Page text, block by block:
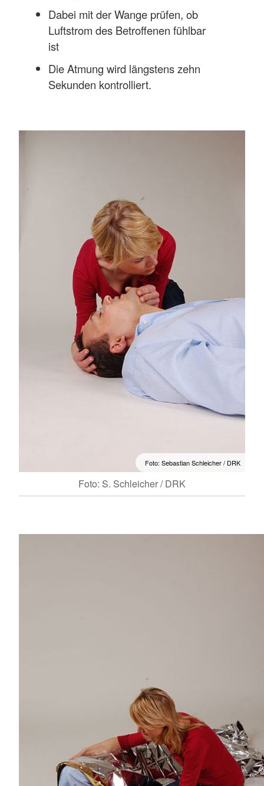
Dabei mit der Wange prüfen, ob
Luftstrom des Betroffenen fühlbar
ist
Die Atmung wird längstens zehn
Sekunden kontrolliert.
Foto: Sebastian Schleicher / DRK
Foto: S. Schleicher / DRK